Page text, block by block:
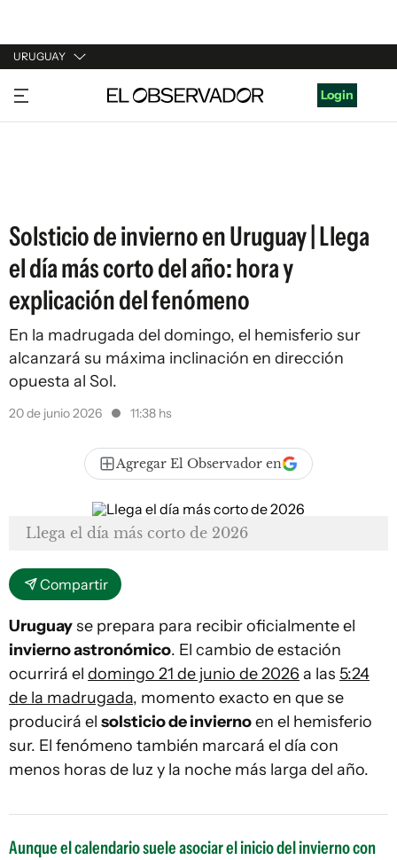
URUGUAY
URUGUAY
ARGENTINA
Login
Solsticio de invierno en Uruguay | Llega
el día más corto del año: hora y
explicación del fenómeno
En la madrugada del domingo, el hemisferio sur
alcanzará su máxima inclinación en dirección
opuesta al Sol.
20 de junio 2026 11:38 hs
Agregar El Observador en
Llega el día más corto de 2026
Compartir
Uruguayse prepara para recibir oficialmente el
invierno astronómico. El cambio de estación
ocurrirá el domingo 21 de junio de 2026 a las 5:24
de la madrugada, momento exacto en que se
producirá el solsticio de inviernoen el hemisferio
sur. El fenómeno también marcará el día con
menos horas de luz y la noche más larga del año.
Aunque el calendario suele asociar el inicio del invierno con